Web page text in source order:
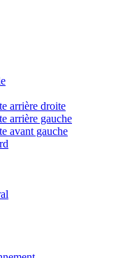
arrière droite
arrière gauche
avant gauche